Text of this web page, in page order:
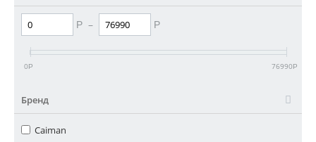
Р – Р
0Р 76990Р
Бренд
Caiman